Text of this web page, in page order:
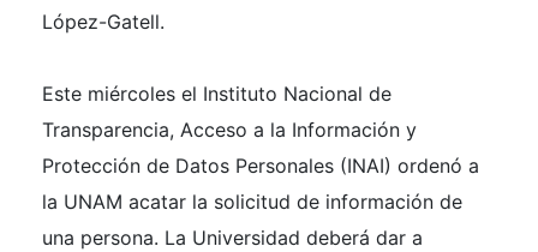
López-Gatell.
Este miércoles el Instituto Nacional de
Transparencia, Acceso a la Información y
Protección de Datos Personales (INAI) ordenó a
la UNAM acatar la solicitud de información de
una persona. La Universidad deberá dar a